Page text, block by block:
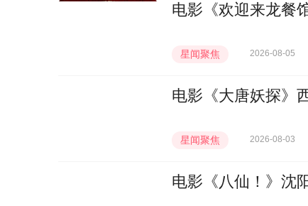
电影《欢迎来龙餐
星闻聚焦 2026-08-05
电影《大唐妖探》
星闻聚焦 2026-08-03
电影《八仙！》沈